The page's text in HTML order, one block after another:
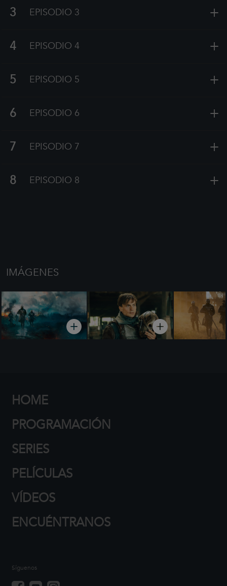
3 EPISODIO 3 +
4 EPISODIO 4 +
5 EPISODIO 5 +
6 EPISODIO 6 +
7 EPISODIO 7 +
8 EPISODIO 8 +
IMÁGENES
HOME
PROGRAMACIÓN
SERIES
PELÍCULAS
VÍDEOS
ENCUÉNTRANOS
Síguenos